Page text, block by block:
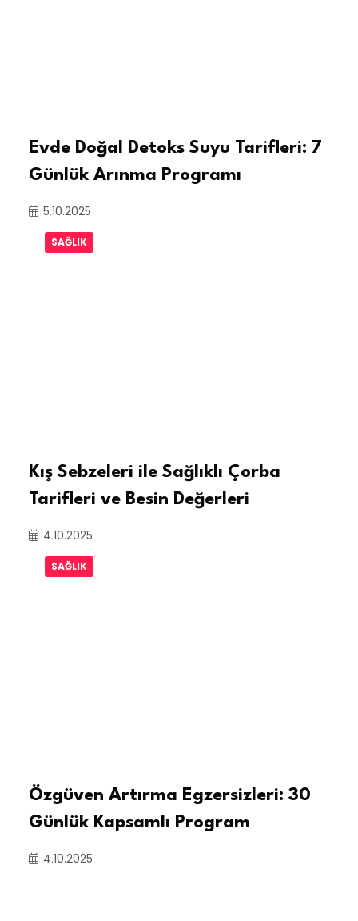
Evde Doğal Detoks Suyu Tarifleri: 7
Günlük Arınma Programı
5.10.2025
SAĞLIK
Kış Sebzeleri ile Sağlıklı Çorba
Tarifleri ve Besin Değerleri
4.10.2025
SAĞLIK
Özgüven Artırma Egzersizleri: 30
Günlük Kapsamlı Program
4.10.2025